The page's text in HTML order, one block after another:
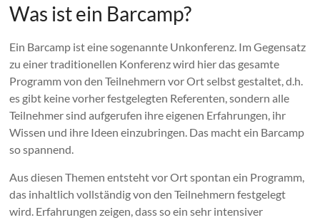
Was ist ein Barcamp?
Ein Barcamp ist eine sogenannte Unkonferenz. Im Gegensatz
zu einer traditionellen Konferenz wird hier das gesamte
Programm von den Teilnehmern vor Ort selbst gestaltet, d.h.
es gibt keine vorher festgelegten Referenten, sondern alle
Teilnehmer sind aufgerufen ihre eigenen Erfahrungen, ihr
Wissen und ihre Ideen einzubringen. Das macht ein Barcamp
so spannend.
Aus diesen Themen entsteht vor Ort spontan ein Programm,
das inhaltlich vollständig von den Teilnehmern festgelegt
wird. Erfahrungen zeigen, dass so ein sehr intensiver